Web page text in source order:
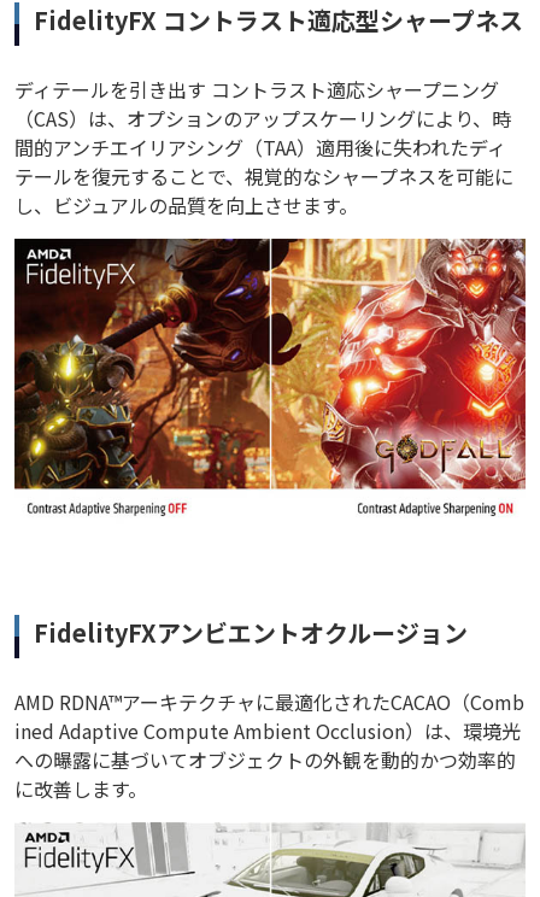
FidelityFX コントラスト適応型シャープネス
ディテールを引き出す コントラスト適応シャープニング
（CAS）は、オプションのアップスケーリングにより、時
間的アンチエイリアシング（TAA）適用後に失われたディ
テールを復元することで、視覚的なシャープネスを可能に
し、ビジュアルの品質を向上させます。
FidelityFXアンビエントオクルージョン
AMD RDNA™アーキテクチャに最適化されたCACAO（Comb
ined Adaptive Compute Ambient Occlusion）は、環境光
への曝露に基づいてオブジェクトの外観を動的かつ効率的
に改善します。